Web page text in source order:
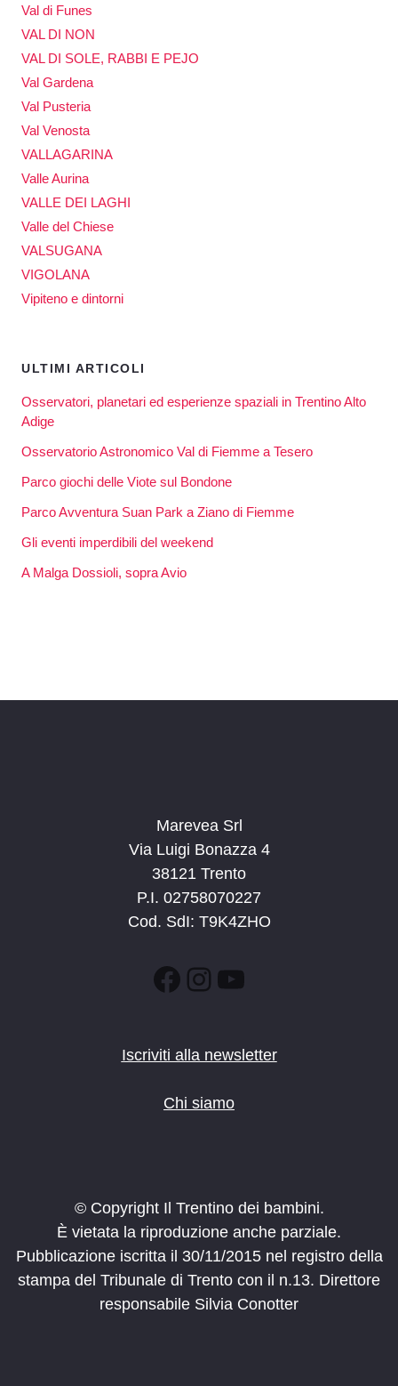
Val di Funes
VAL DI NON
VAL DI SOLE, RABBI E PEJO
Val Gardena
Val Pusteria
Val Venosta
VALLAGARINA
Valle Aurina
VALLE DEI LAGHI
Valle del Chiese
VALSUGANA
VIGOLANA
Vipiteno e dintorni
ULTIMI ARTICOLI
Osservatori, planetari ed esperienze spaziali in Trentino Alto
Adige
Osservatorio Astronomico Val di Fiemme a Tesero
Parco giochi delle Viote sul Bondone
Parco Avventura Suan Park a Ziano di Fiemme
Gli eventi imperdibili del weekend
A Malga Dossioli, sopra Avio
Marevea Srl
Via Luigi Bonazza 4
38121 Trento
P.I. 02758070227
Cod. SdI: T9K4ZHO
Facebook
Instagram
YouTube
Iscriviti alla newsletter
Chi siamo
© Copyright Il Trentino dei bambini.
È vietata la riproduzione anche parziale.
Pubblicazione iscritta il 30/11/2015 nel registro della
stampa del Tribunale di Trento con il n.13. Direttore
responsabile Silvia Conotter